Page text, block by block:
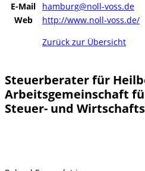
E-Mail
hamburg@noll-voss.de
Web
http://www.noll-voss.de/
Zurück zur Übersicht
Steuerberater für
Arbeitsgemeinschaft
Steuer- und